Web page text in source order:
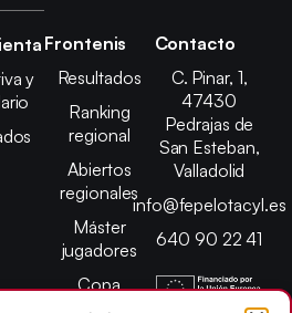
y
Frontenis
Resultados
Ranking
regional
Abiertos
regionales
Máster
jugadores
Copa
presidente
Contacto
C. Pinar, 1,
47430
Pedrajas de
San Esteban,
Valladolid
info@fepelotacyl.es
640 90 22 41